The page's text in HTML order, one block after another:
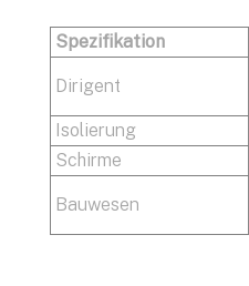
Spezifikation
Dirigent
Isolierung
Schirme
Bauwesen